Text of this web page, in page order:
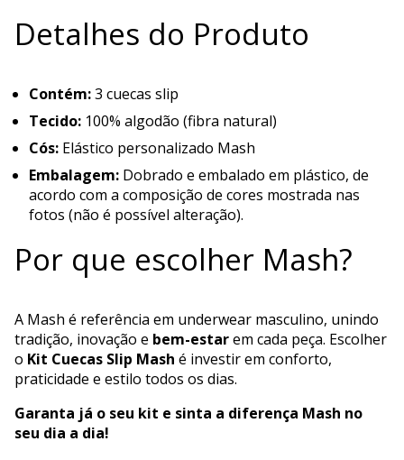
Detalhes do Produto
Contém:3 cuecas slip
Tecido: 100% algodão (fibra natural)
Cós: Elástico personalizado Mash
Embalagem: Dobrado e embalado em plástico, de
acordo com a composição de cores mostrada nas
fotos (não é possível alteração).
Por que escolher Mash?
A Mash é referência em underwear masculino, unindo
tradição, inovação e bem-estarem cada peça. Escolher
o Kit Cuecas Slip Mash é investir em conforto,
praticidade e estilo todos os dias.
Garanta já o seu kit e sinta a diferença Mash no
seu dia a dia!